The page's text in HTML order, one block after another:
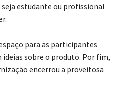
seja estudante ou profissional
para as participantes
sobre o produto. Por fim,
encerrou a proveitosa